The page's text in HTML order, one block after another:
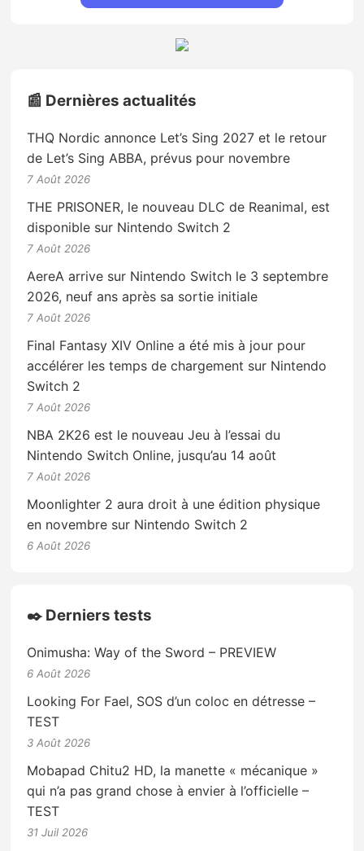
📰 Dernières actualités
THQ Nordic annonce Let’s Sing 2027 et le retour
de Let’s Sing ABBA, prévus pour novembre
7 Août 2026
THE PRISONER, le nouveau DLC de Reanimal, est
disponible sur Nintendo Switch 2
7 Août 2026
AereA arrive sur Nintendo Switch le 3 septembre
2026, neuf ans après sa sortie initiale
7 Août 2026
Final Fantasy XIV Online a été mis à jour pour
accélérer les temps de chargement sur Nintendo
Switch 2
7 Août 2026
NBA 2K26 est le nouveau Jeu à l’essai du
Nintendo Switch Online, jusqu’au 14 août
7 Août 2026
Moonlighter 2 aura droit à une édition physique
en novembre sur Nintendo Switch 2
6 Août 2026
✒️ Derniers tests
Onimusha: Way of the Sword – PREVIEW
6 Août 2026
Looking For Fael, SOS d’un coloc en détresse –
TEST
3 Août 2026
Mobapad Chitu2 HD, la manette « mécanique »
qui n’a pas grand chose à envier à l’officielle –
TEST
31 Juil 2026